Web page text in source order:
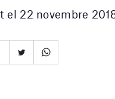
el 22 novembre